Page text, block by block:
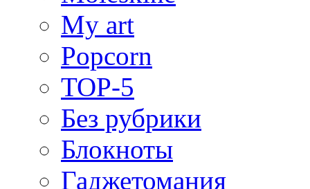
My art
Popcorn
TOP-5
Без рубрики
Блокноты
Гаджетомания